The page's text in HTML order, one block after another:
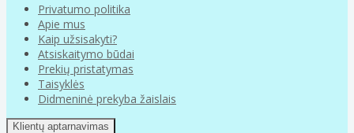
Privatumo politika
Apie mus
Kaip užsisakyti?
Atsiskaitymo būdai
Prekių pristatymas
Taisyklės
Didmeninė prekyba žaislais
Klientų aptarnavimas